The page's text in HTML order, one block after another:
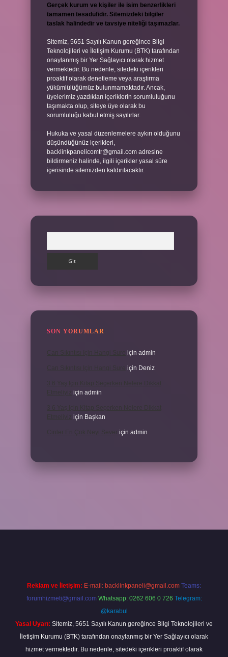
Gerçek kurum ve kişiler ile isim benzerlikleri
tamamen tesadüfidir. Sitemizdeki bilgiler
taslak halindedir ve tavsiye niteliği taşımazlar.
Sitemiz, 5651 Sayılı Kanun gereğince Bilgi
Teknolojileri ve İletişim Kurumu (BTK) tarafından
onaylanmış bir Yer Sağlayıcı olarak hizmet
vermektedir. Bu nedenle, sitedeki içerikleri
proaktif olarak denetleme veya araştırma
yükümlülüğümüz bulunmamaktadır. Ancak,
üyelerimiz yazdıkları içeriklerin sorumluluğunu
taşımakta olup, siteye üye olarak bu
sorumluluğu kabul etmiş sayılırlar.
Hukuka ve yasal düzenlemelere aykırı olduğunu
düşündüğünüz içerikleri,
backlinkpanelicomtr@gmail.com adresine
bildirmeniz halinde, ilgili içerikler yasal süre
içerisinde sitemizden kaldırılacaktır.
SON YORUMLAR
için admin
için Deniz
için admin
için Başkan
için admin
Reklam ve İletişim: E-mail: backlinkpaneli@gmail.com Teams:
forumhizmeti@gmail.com Whatsapp: 0262 606 0 726 Telegram:
@karabul
Yasal Uyarı: Sitemiz, 5651 Sayılı Kanun gereğince Bilgi Teknolojileri ve
İletişim Kurumu (BTK) tarafından onaylanmış bir Yer Sağlayıcı olarak
hizmet vermektedir. Bu nedenle, sitedeki içerikleri proaktif olarak